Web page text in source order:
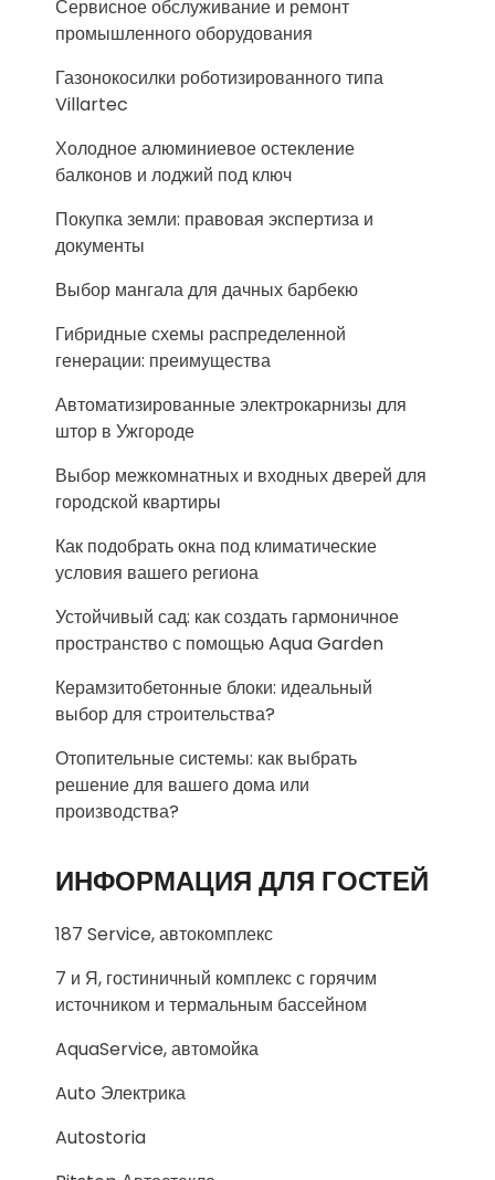
Сервисное обслуживание и ремонт
промышленного оборудования
Газонокосилки роботизированного типа
Villartec
Холодное алюминиевое остекление
балконов и лоджий под ключ
Покупка земли: правовая экспертиза и
документы
Выбор мангала для дачных барбекю
Гибридные схемы распределенной
генерации: преимущества
Автоматизированные электрокарнизы для
штор в Ужгороде
Выбор межкомнатных и входных дверей для
городской квартиры
Как подобрать окна под климатические
условия вашего региона
Устойчивый сад: как создать гармоничное
пространство с помощью Aqua Garden
Керамзитобетонные блоки: идеальный
выбор для строительства?
Отопительные системы: как выбрать
решение для вашего дома или
производства?
ИНФОРМАЦИЯ ДЛЯ ГОСТЕЙ
187 Service, автокомплекс
7 и Я, гостиничный комплекс с горячим
источником и термальным бассейном
AquaService, автомойка
Auto Электрика
Autostoria